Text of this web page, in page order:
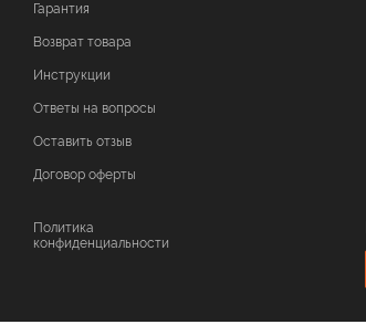
Гарантия
Возврат товара
Инструкции
Ответы на вопросы
Оставить отзыв
Договор оферты
Политика
конфиденциальности